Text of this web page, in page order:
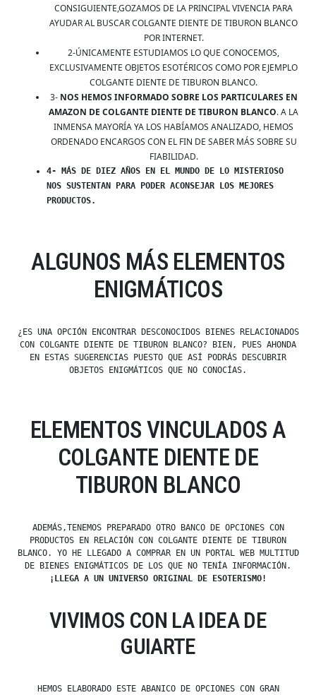
CONSIGUIENTE,GOZAMOS DE LA PRINCIPAL VIVENCIA PARA
AYUDAR AL BUSCAR COLGANTE DIENTE DE TIBURON BLANCO
POR INTERNET.
2-ÚNICAMENTE ESTUDIAMOS LO QUE CONOCEMOS,
EXCLUSIVAMENTE OBJETOS ESOTÉRICOS COMO POR EJEMPLO
COLGANTE DIENTE DE TIBURON BLANCO.
3- NOS HEMOS INFORMADO SOBRE LOS PARTICULARES EN
AMAZON DE COLGANTE DIENTE DE TIBURON BLANCO. A LA
INMENSA MAYORÍA YA LOS HABÍAMOS ANALIZADO, HEMOS
ORDENADO ENCARGOS CON EL FIN DE SABER MÁS SOBRE SU
FIABILIDAD.
4- MÁS DE DIEZ AÑOS EN EL MUNDO DE LO MISTERIOSO
NOS SUSTENTAN PARA PODER ACONSEJAR LOS MEJORES
PRODUCTOS.
ALGUNOS MÁS ELEMENTOS
ENIGMÁTICOS
¿ES UNA OPCIÓN ENCONTRAR DESCONOCIDOS BIENES RELACIONADOS
CON COLGANTE DIENTE DE TIBURON BLANCO? BIEN, PUES AHONDA
EN ESTAS SUGERENCIAS PUESTO QUE ASÍ PODRÁS DESCUBRIR
OBJETOS ENIGMÁTICOS QUE NO CONOCÍAS.
ELEMENTOS VINCULADOS A
COLGANTE DIENTE DE
TIBURON BLANCO
ADEMÁS,TENEMOS PREPARADO OTRO BANCO DE OPCIONES CON
PRODUCTOS EN RELACIÓN CON COLGANTE DIENTE DE TIBURON
BLANCO. YO HE LLEGADO A COMPRAR EN UN PORTAL WEB MULTITUD
DE BIENES ENIGMÁTICOS DE LOS QUE NO TENÍA INFORMACIÓN.
¡LLEGA A UN UNIVERSO ORIGINAL DE ESOTERISMO!
VIVIMOS CON LA IDEA DE
GUIARTE
HEMOS ELABORADO ESTE ABANICO DE OPCIONES CON GRAN